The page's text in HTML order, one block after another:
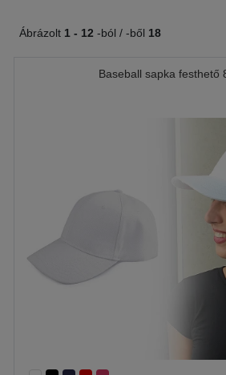
Ábrázolt 1 - 12 -ból / -ből 18
Baseball sapka festhető